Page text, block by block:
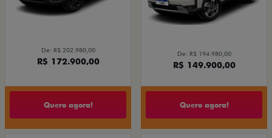
De: R$ 202.980,00
R$ 172.900,00
Quero agora!
De: R$ 194.980,00
R$ 149.900,00
Quero agora!